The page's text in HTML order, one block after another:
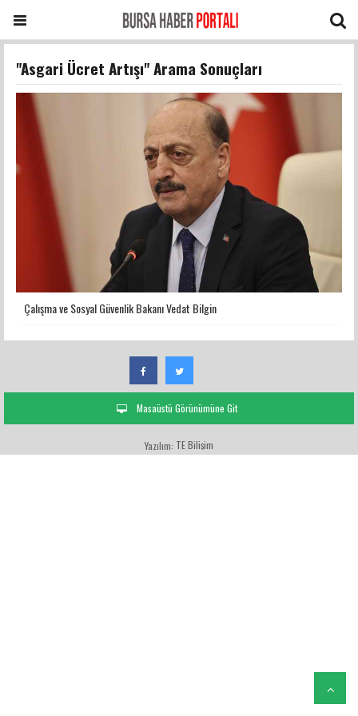
"Asgari Ücret Artışı" Arama Sonuçları
Çalışma ve Sosyal Güvenlik Bakanı Vedat Bilgin
Masaüstü Görünümüne Git
Yazılım: TE Bilişim